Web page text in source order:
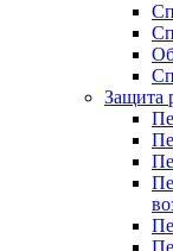
Защита